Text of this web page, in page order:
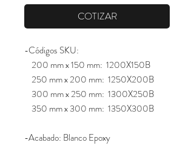
COTIZAR
-Códigos SKU:
200 mm x 150 mm: 1200X150B
250 mm x 200 mm: 1250X200B
300 mm x 250 mm: 1300X250B
350 mm x 300 mm: 1350X300B
-Acabado: Blanco Epoxy